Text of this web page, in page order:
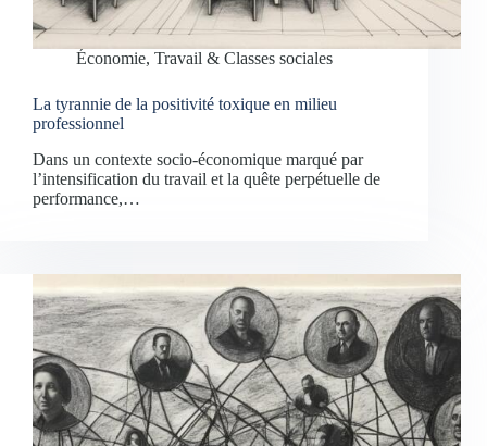
Économie, Travail & Classes sociales
La tyrannie de la positivité toxique en milieu
professionnel
Dans un contexte socio-économique marqué par
l’intensification du travail et la quête perpétuelle de
performance,…